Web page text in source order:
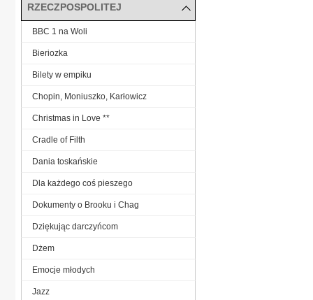
RZECZPOSPOLITEJ
BBC 1 na Woli
Bieriozka
Bilety w empiku
Chopin, Moniuszko, Karłowicz
Christmas in Love **
Cradle of Filth
Dania toskańskie
Dla każdego coś pieszego
Dokumenty o Brooku i Chag
Dziękując darczyńcom
Dżem
Emocje młodych
Jazz